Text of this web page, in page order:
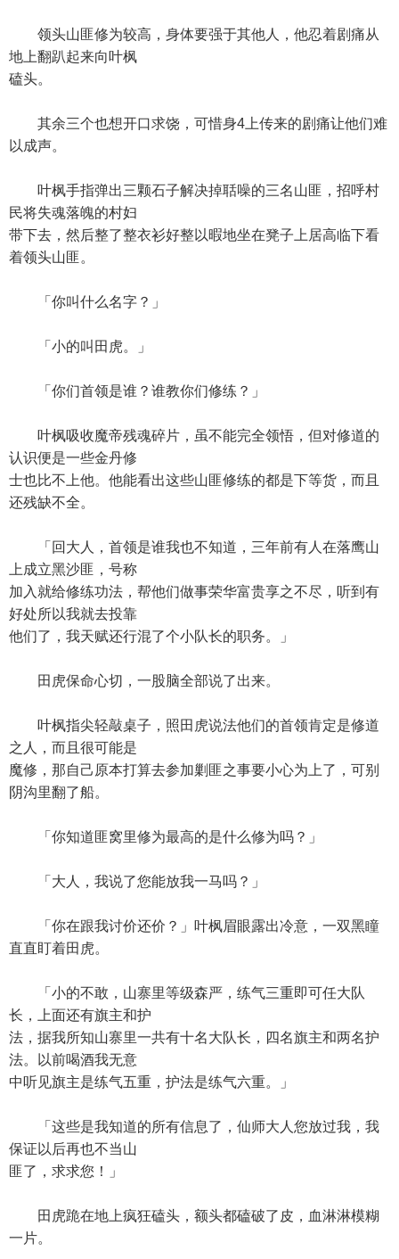
领头山匪修为较高，身体要强于其他人，他忍着剧痛从
地上翻趴起来向叶枫
磕头。
其余三个也想开口求饶，可惜身4上传来的剧痛让他们难
以成声。
叶枫手指弹出三颗石子解决掉聒噪的三名山匪，招呼村
民将失魂落魄的村妇
带下去，然后整了整衣衫好整以暇地坐在凳子上居高临下看
着领头山匪。
「你叫什么名字？」
「小的叫田虎。」
「你们首领是谁？谁教你们修练？」
叶枫吸收魔帝残魂碎片，虽不能完全领悟，但对修道的
认识便是一些金丹修
士也比不上他。他能看出这些山匪修练的都是下等货，而且
还残缺不全。
「回大人，首领是谁我也不知道，三年前有人在落鹰山
上成立黑沙匪，号称
加入就给修练功法，帮他们做事荣华富贵享之不尽，听到有
好处所以我就去投靠
他们了，我天赋还行混了个小队长的职务。」
田虎保命心切，一股脑全部说了出来。
叶枫指尖轻敲桌子，照田虎说法他们的首领肯定是修道
之人，而且很可能是
魔修，那自己原本打算去参加剿匪之事要小心为上了，可别
阴沟里翻了船。
「你知道匪窝里修为最高的是什么修为吗？」
「大人，我说了您能放我一马吗？」
「你在跟我讨价还价？」叶枫眉眼露出冷意，一双黑瞳
直直盯着田虎。
「小的不敢，山寨里等级森严，练气三重即可任大队
长，上面还有旗主和护
法，据我所知山寨里一共有十名大队长，四名旗主和两名护
法。以前喝酒我无意
中听见旗主是练气五重，护法是练气六重。」
「这些是我知道的所有信息了，仙师大人您放过我，我
保证以后再也不当山
匪了，求求您！」
田虎跪在地上疯狂磕头，额头都磕破了皮，血淋淋模糊
一片。